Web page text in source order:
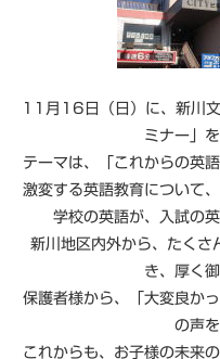
11月16日（日）に、新川
ミナー」
テーマは、「これからの英
激変する英語教育について
学校の英語が、入試の
新川地区内外から、たくさ
き、厚く
保護者様から、「大変良か
の声
これからも、お子様の未来